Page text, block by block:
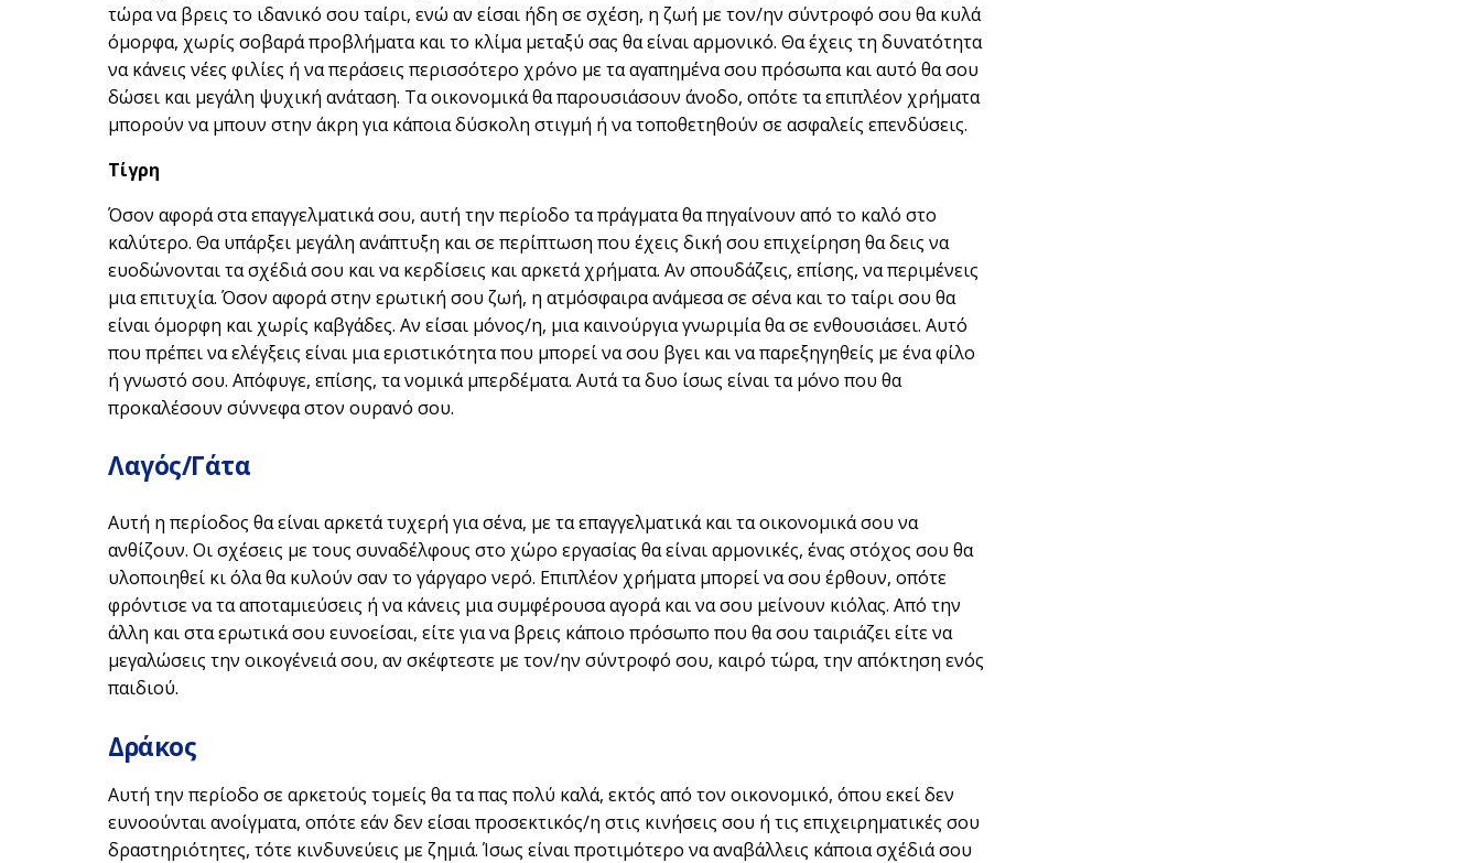
τώρα να βρεις το ιδανικό σου ταίρι, ενώ αν είσαι ήδη σε σχέση, η ζωή με τον/ην σύντροφό σου θα κυλά
όμορφα, χωρίς σοβαρά προβλήματα και το κλίμα μεταξύ σας θα είναι αρμονικό. Θα έχεις τη δυνατότητα
να κάνεις νέες φιλίες ή να περάσεις περισσότερο χρόνο με τα αγαπημένα σου πρόσωπα και αυτό θα σου
δώσει και μεγάλη ψυχική ανάταση. Τα οικονομικά θα παρουσιάσουν άνοδο, οπότε τα επιπλέον χρήματα
μπορούν να μπουν στην άκρη για κάποια δύσκολη στιγμή ή να τοποθετηθούν σε ασφαλείς επενδύσεις.
Τίγρη
Όσον αφορά στα επαγγελματικά σου, αυτή την περίοδο τα πράγματα θα πηγαίνουν από το καλό στο
καλύτερο. Θα υπάρξει μεγάλη ανάπτυξη και σε περίπτωση που έχεις δική σου επιχείρηση θα δεις να
ευοδώνονται τα σχέδιά σου και να κερδίσεις και αρκετά χρήματα. Αν σπουδάζεις, επίσης, να περιμένεις
μια επιτυχία. Όσον αφορά στην ερωτική σου ζωή, η ατμόσφαιρα ανάμεσα σε σένα και το ταίρι σου θα
είναι όμορφη και χωρίς καβγάδες. Αν είσαι μόνος/η, μια καινούργια γνωριμία θα σε ενθουσιάσει. Αυτό
που πρέπει να ελέγξεις είναι μια εριστικότητα που μπορεί να σου βγει και να παρεξηγηθείς με ένα φίλο
ή γνωστό σου. Απόφυγε, επίσης, τα νομικά μπερδέματα. Αυτά τα δυο ίσως είναι τα μόνο που θα
προκαλέσουν σύννεφα στον ουρανό σου.
Λαγός/Γάτα
Αυτή η περίοδος θα είναι αρκετά τυχερή για σένα, με τα επαγγελματικά και τα οικονομικά σου να
ανθίζουν. Οι σχέσεις με τους συναδέλφους στο χώρο εργασίας θα είναι αρμονικές, ένας στόχος σου θα
υλοποιηθεί κι όλα θα κυλούν σαν το γάργαρο νερό. Επιπλέον χρήματα μπορεί να σου έρθουν, οπότε
φρόντισε να τα αποταμιεύσεις ή να κάνεις μια συμφέρουσα αγορά και να σου μείνουν κιόλας. Από την
άλλη και στα ερωτικά σου ευνοείσαι, είτε για να βρεις κάποιο πρόσωπο που θα σου ταιριάζει είτε να
μεγαλώσεις την οικογένειά σου, αν σκέφτεστε με τον/ην σύντροφό σου, καιρό τώρα, την απόκτηση ενός
παιδιού.
Δράκος
Αυτή την περίοδο σε αρκετούς τομείς θα τα πας πολύ καλά, εκτός από τον οικονομικό, όπου εκεί δεν
ευνοούνται ανοίγματα, οπότε εάν δεν είσαι προσεκτικός/η στις κινήσεις σου ή τις επιχειρηματικές σου
δραστηριότητες, τότε κινδυνεύεις με ζημιά. Ίσως είναι προτιμότερο να αναβάλλεις κάποια σχέδιά σου